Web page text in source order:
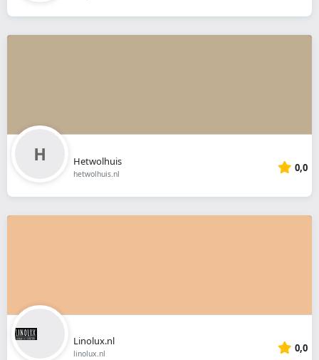
Hetwolhuis
hetwolhuis.nl 0,0
Linolux.nl
linolux.nl 0,0